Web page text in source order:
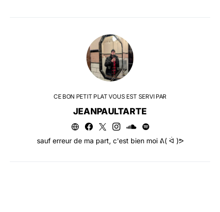
CE BON PETIT PLAT VOUS EST SERVI PAR
JEANPAULTARTE
sauf erreur de ma part, c'est bien moi ᕕ( ᐛ )ᕗ